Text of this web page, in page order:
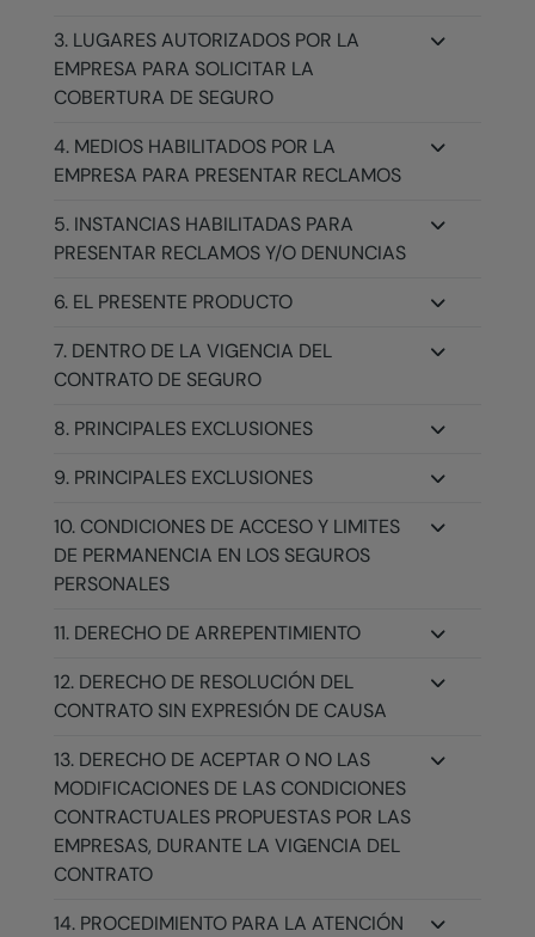
3. LUGARES AUTORIZADOS POR LA
EMPRESA PARA SOLICITAR LA
COBERTURA DE SEGURO
4. MEDIOS HABILITADOS POR LA
EMPRESA PARA PRESENTAR RECLAMOS
5. INSTANCIAS HABILITADAS PARA
PRESENTAR RECLAMOS Y/O DENUNCIAS
6. EL PRESENTE PRODUCTO
7. DENTRO DE LA VIGENCIA DEL
CONTRATO DE SEGURO
8. PRINCIPALES EXCLUSIONES
9. PRINCIPALES EXCLUSIONES
10. CONDICIONES DE ACCESO Y LIMITES
DE PERMANENCIA EN LOS SEGUROS
PERSONALES
11. DERECHO DE ARREPENTIMIENTO
12. DERECHO DE RESOLUCIÓN DEL
CONTRATO SIN EXPRESIÓN DE CAUSA
13. DERECHO DE ACEPTAR O NO LAS
MODIFICACIONES DE LAS CONDICIONES
CONTRACTUALES PROPUESTAS POR LAS
EMPRESAS, DURANTE LA VIGENCIA DEL
CONTRATO
14. PROCEDIMIENTO PARA LA ATENCIÓN